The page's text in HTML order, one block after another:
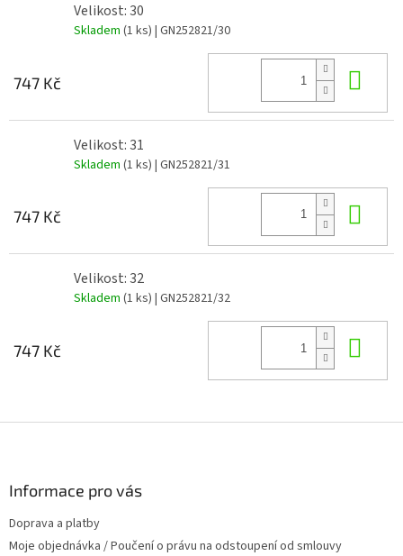
Velikost: 30
Skladem (1 ks) | GN252821/30
747 Kč
Velikost: 31
Skladem (1 ks) | GN252821/31
747 Kč
Velikost: 32
Skladem (1 ks) | GN252821/32
747 Kč
Informace pro vás
Doprava a platby
Moje objednávka / Poučení o právu na odstoupení od smlouvy